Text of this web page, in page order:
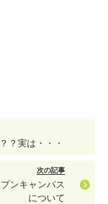
？実は・・・
次の記事
ンキャンパス
について